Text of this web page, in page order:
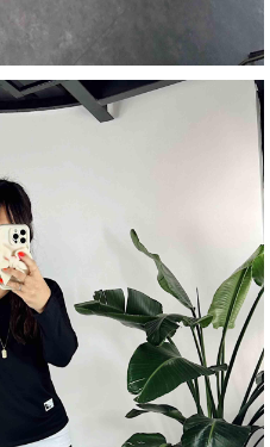
Tanıtım, pazarlama, reklam ve
tarafıma ticari elektronik ileti
veriyorum.
Elektronik Ticari
'ni okudum onay veriyorum.
Paylaştığım bilgilerinKVKK
korunmasını, sms ve
bilgilendirmeleri almayı
kabul